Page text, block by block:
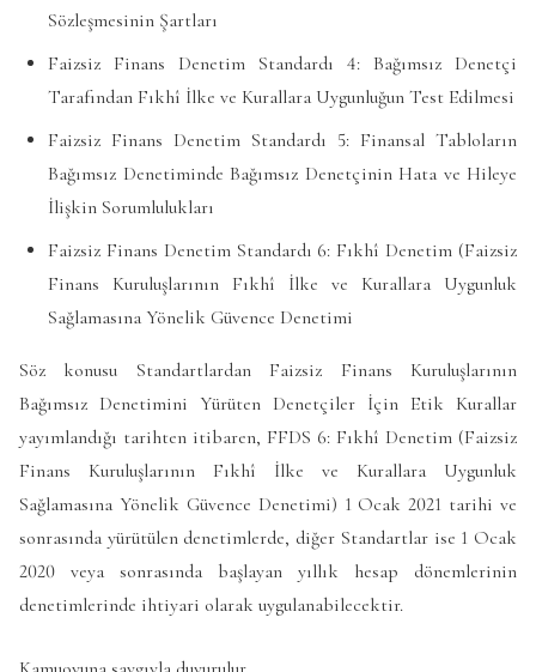
Sözleşmesinin Şartları
Faizsiz Finans Denetim Standardı 4: Bağımsız Denetçi
Tarafından Fıkhî İlke ve Kurallara Uygunluğun Test Edilmesi
Faizsiz Finans Denetim Standardı 5: Finansal Tabloların
Bağımsız Denetiminde Bağımsız Denetçinin Hata ve Hileye
İlişkin Sorumlulukları
Faizsiz Finans Denetim Standardı 6: Fıkhî Denetim (Faizsiz
Finans Kuruluşlarının Fıkhî İlke ve Kurallara Uygunluk
Sağlamasına Yönelik Güvence Denetimi
Söz konusu Standartlardan Faizsiz Finans Kuruluşlarının
Bağımsız Denetimini Yürüten Denetçiler İçin Etik Kurallar
yayımlandığı tarihten itibaren, FFDS 6: Fıkhî Denetim (Faizsiz
Finans Kuruluşlarının Fıkhî İlke ve Kurallara Uygunluk
Sağlamasına Yönelik Güvence Denetimi) 1 Ocak 2021 tarihi ve
sonrasında yürütülen denetimlerde, diğer Standartlar ise 1 Ocak
2020 veya sonrasında başlayan yıllık hesap dönemlerinin
denetimlerinde ihtiyari olarak uygulanabilecektir.